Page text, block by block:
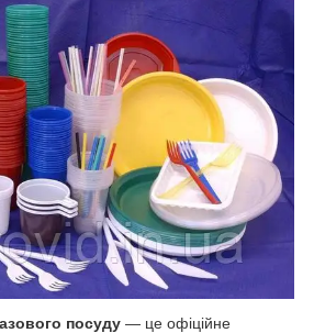
посуду — це офіційне